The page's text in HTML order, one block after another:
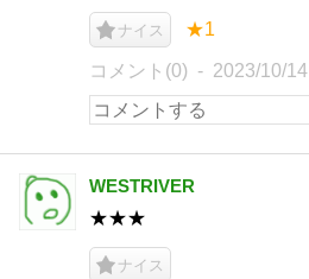
ナイス ★1
コメント(0) 2023/10/14
WESTRIVER
★★★
ナイス